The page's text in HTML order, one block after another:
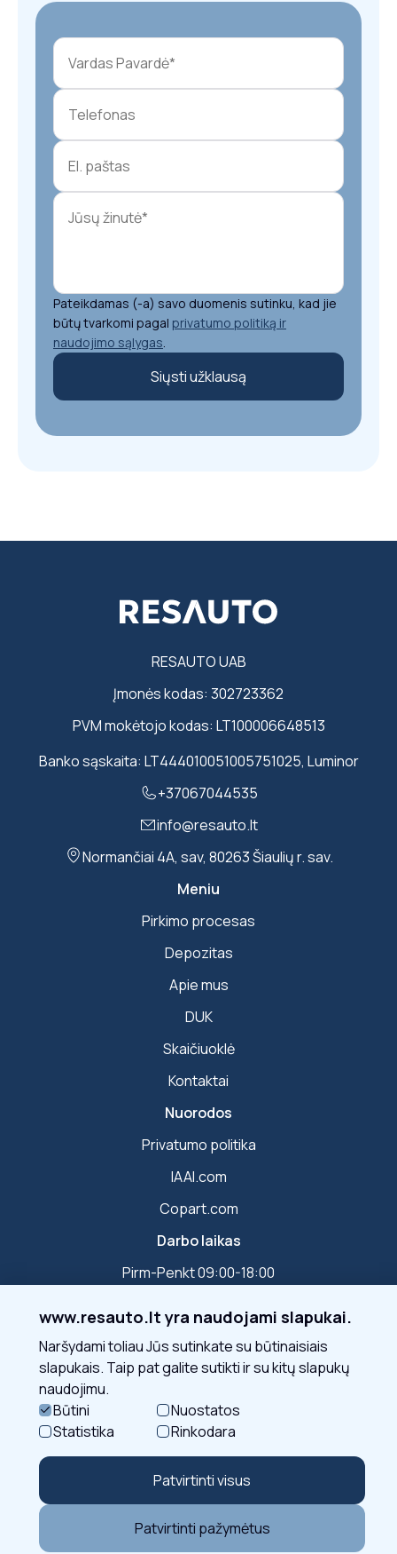
Pateikdamas (-a) savo duomenis sutinku, kad jie
būtų tvarkomi pagal privatumo politiką ir
naudojimo sąlygas
Siųsti užklausą
RESAUTO UAB
Įmonės kodas: 302723362
PVM mokėtojo kodas: LT100006648513
Banko sąskaita: LT444010051005751025, Luminor
+37067044535
info@resauto.lt
Normančiai 4A, sav, 80263 Šiaulių r. sav.
Meniu
Pirkimo procesas
Depozitas
Apie mus
DUK
Skaičiuoklė
Kontaktai
Nuorodos
Privatumo politika
IAAI.com
Copart.com
Darbo laikas
Pirm-Penkt 09:00-18:00
Susisiekite
Sekite mus
© 2026 - Resauto UAB Sprendimas:
www.resauto.lt yra naudojami slapukai.
Naršydami toliau Jūs sutinkate su būtinaisiais
slapukais. Taip pat galite sutikti ir su kitų slapukų
naudojimu.
Būtini
Nuostatos
Statistika
Rinkodara
Patvirtinti visus
Patvirtinti pažymėtus